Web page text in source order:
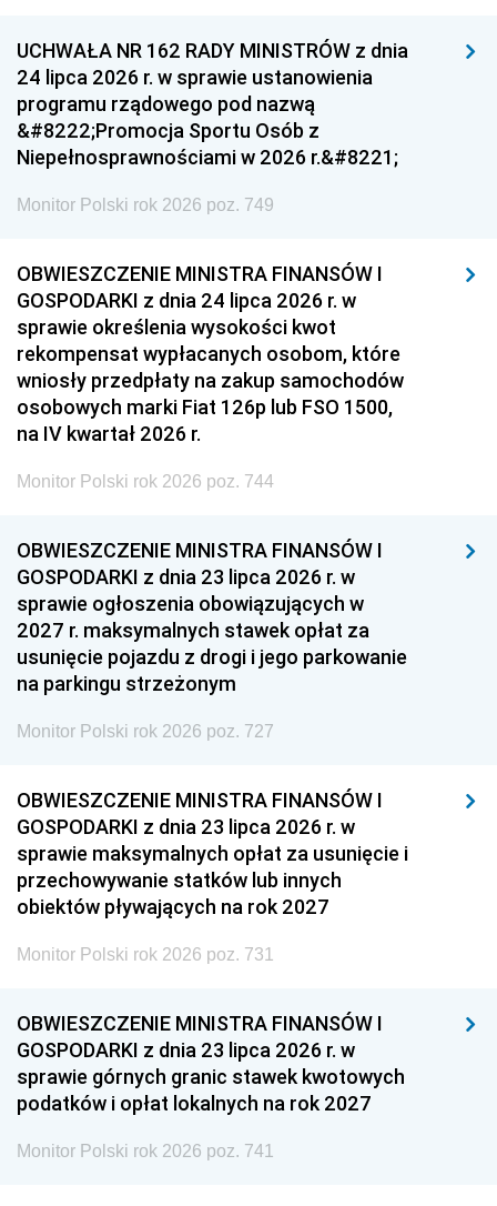
UCHWAŁA NR 162 RADY MINISTRÓW z dnia
24 lipca 2026 r. w sprawie ustanowienia
programu rządowego pod nazwą
&#8222;Promocja Sportu Osób z
Niepełnosprawnościami w 2026 r.&#8221;
Monitor Polski rok 2026 poz. 749
OBWIESZCZENIE MINISTRA FINANSÓW I
GOSPODARKI z dnia 24 lipca 2026 r. w
sprawie określenia wysokości kwot
rekompensat wypłacanych osobom, które
wniosły przedpłaty na zakup samochodów
osobowych marki Fiat 126p lub FSO 1500,
na IV kwartał 2026 r.
Monitor Polski rok 2026 poz. 744
OBWIESZCZENIE MINISTRA FINANSÓW I
GOSPODARKI z dnia 23 lipca 2026 r. w
sprawie ogłoszenia obowiązujących w
2027 r. maksymalnych stawek opłat za
usunięcie pojazdu z drogi i jego parkowanie
na parkingu strzeżonym
Monitor Polski rok 2026 poz. 727
OBWIESZCZENIE MINISTRA FINANSÓW I
GOSPODARKI z dnia 23 lipca 2026 r. w
sprawie maksymalnych opłat za usunięcie i
przechowywanie statków lub innych
obiektów pływających na rok 2027
Monitor Polski rok 2026 poz. 731
OBWIESZCZENIE MINISTRA FINANSÓW I
GOSPODARKI z dnia 23 lipca 2026 r. w
sprawie górnych granic stawek kwotowych
podatków i opłat lokalnych na rok 2027
Monitor Polski rok 2026 poz. 741